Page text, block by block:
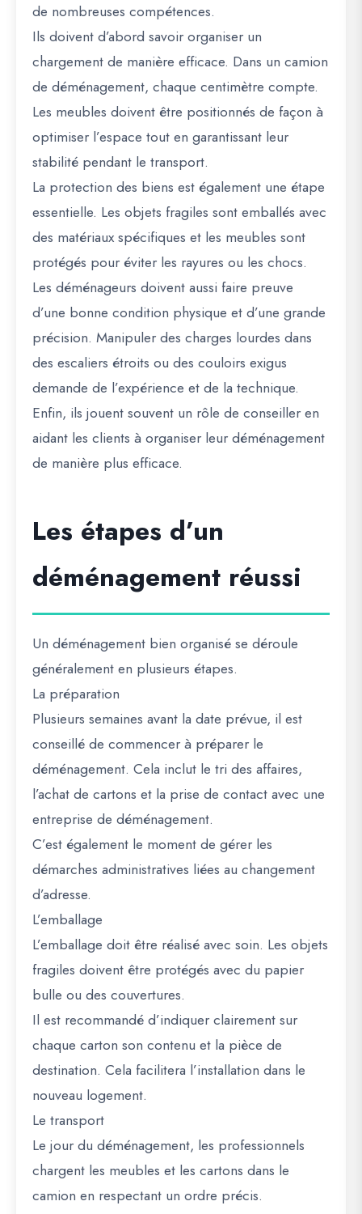
de nombreuses compétences.
Ils doivent d’abord savoir organiser un
chargement de manière efficace. Dans un camion
de déménagement, chaque centimètre compte.
Les meubles doivent être positionnés de façon à
optimiser l’espace tout en garantissant leur
stabilité pendant le transport.
La protection des biens est également une étape
essentielle. Les objets fragiles sont emballés avec
des matériaux spécifiques et les meubles sont
protégés pour éviter les rayures ou les chocs.
Les déménageurs doivent aussi faire preuve
d’une bonne condition physique et d’une grande
précision. Manipuler des charges lourdes dans
des escaliers étroits ou des couloirs exigus
demande de l’expérience et de la technique.
Enfin, ils jouent souvent un rôle de conseiller en
aidant les clients à organiser leur déménagement
de manière plus efficace.
Les étapes d’un
déménagement réussi
Un déménagement bien organisé se déroule
généralement en plusieurs étapes.
La préparation
Plusieurs semaines avant la date prévue, il est
conseillé de commencer à préparer le
déménagement. Cela inclut le tri des affaires,
l’achat de cartons et la prise de contact avec une
entreprise de déménagement.
C’est également le moment de gérer les
démarches administratives liées au changement
d’adresse.
L’emballage
L’emballage doit être réalisé avec soin. Les objets
fragiles doivent être protégés avec du papier
bulle ou des couvertures.
Il est recommandé d’indiquer clairement sur
chaque carton son contenu et la pièce de
destination. Cela facilitera l’installation dans le
nouveau logement.
Le transport
Le jour du déménagement, les professionnels
chargent les meubles et les cartons dans le
camion en respectant un ordre précis.